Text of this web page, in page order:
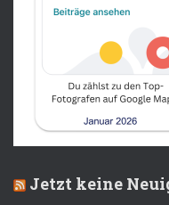
Jetzt keine